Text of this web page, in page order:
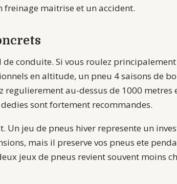
maitrise et un accident.
conduite. Si vous roulez
en altitude, un pneu 4 saisons de
au-dessus de 1000 metres
sont fortement recommandes.
Un jeu de pneus hiver represente un
mais il preserve vos pneus ete
jeux de pneus revient souvent moins